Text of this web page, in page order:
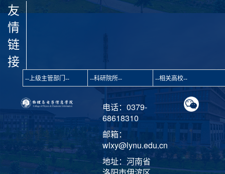
友
情
链
接
电话：0379-
68618310
邮箱：
wlxy@lynu.edu.cn
地址：河南省